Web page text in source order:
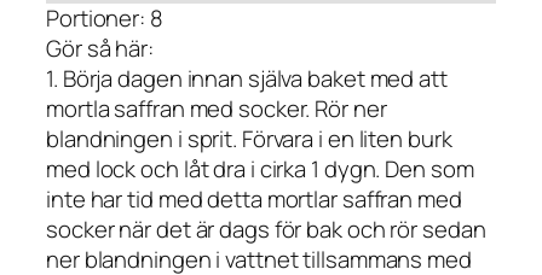
Portioner: 8
Gör så här:
1. Börja dagen innan själva baket med att
mortla saffran med socker. Rör ner
blandningen i sprit. Förvara i en liten burk
med lock och låt dra i cirka 1 dygn. Den som
inte har tid med detta mortlar saffran med
socker när det är dags för bak och rör sedan
ner blandningen i vattnet tillsammans med